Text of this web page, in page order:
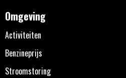
Omgeving
Activiteiten
Benzineprijs
Stroomstoring